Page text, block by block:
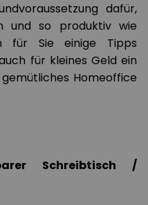
dafür,
und so produktiv wie
für Sie einige Tipps
für kleines Geld ein
Homeoffice
Schreibtisch /